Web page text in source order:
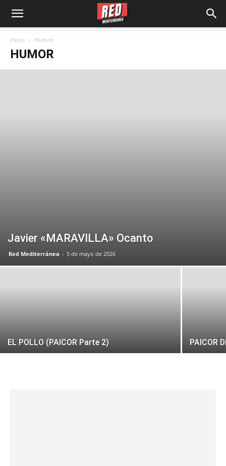
Inicio Humor
HUMOR
Javier «MARAVILLA» Ocanto
Red Mediterránea - 5 de mayo de 2026
EL POLLO (PAICOR Parte 2) PAICOR